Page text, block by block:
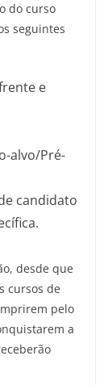
do curso
seguintes
e
alvo/Pré-
candidato
desde que
cursos de
pelo
a